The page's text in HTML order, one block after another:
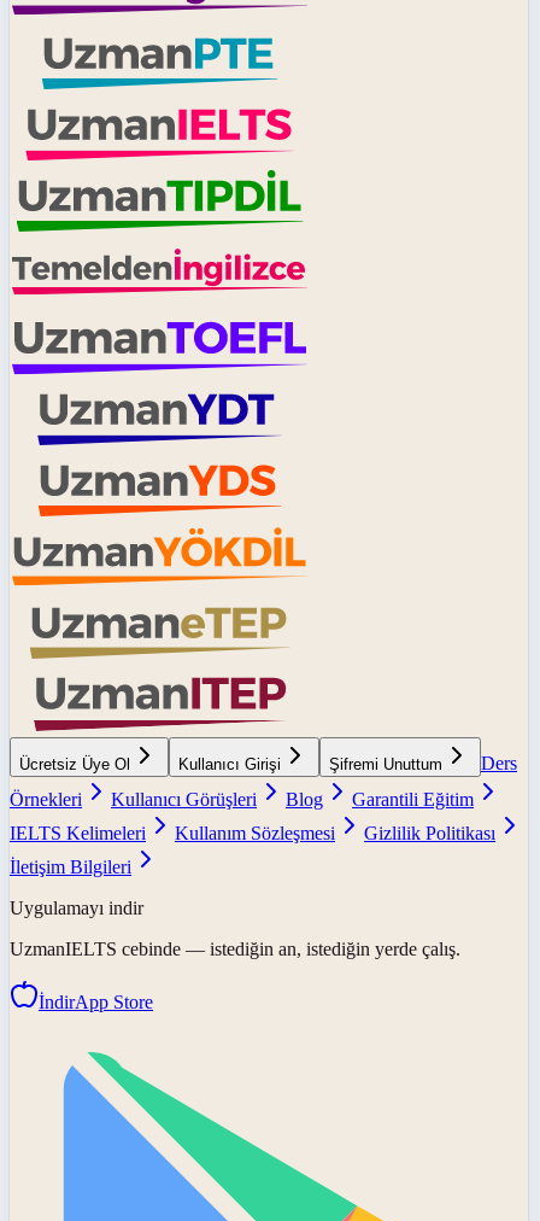
Ücretsiz Üye Ol Kullanıcı Girişi Şifremi Unuttum
Ders
Örnekleri
Kullanıcı Görüşleri Blog
Garantili Eğitim
IELTS Kelimeleri
Kullanım Sözleşmesi
Gizlilik Politikası
İletişim Bilgileri
Uygulamayı indir
UzmanIELTS cebinde — istediğin an, istediğin yerde çalış.
İndirApp Store